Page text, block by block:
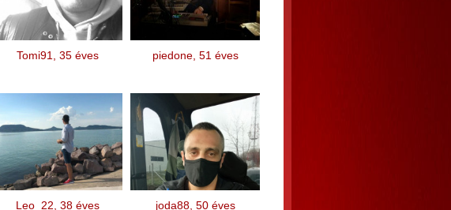
Tomi91, 35 éves piedone, 51 éves
Leo_22, 38 éves joda88, 50 éves